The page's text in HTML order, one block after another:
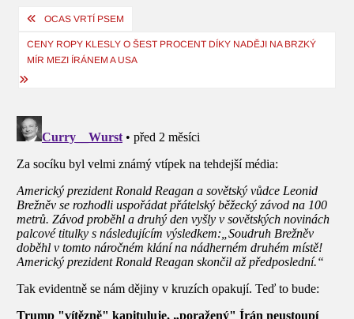
Navigace
pro
příspěvek
OCAS VRTÍ PSEM
CENY ROPY KLESLY O ŠEST PROCENT DÍKY NADĚJI NA BRZKÝ
MÍR MEZI ÍRÁNEM A USA